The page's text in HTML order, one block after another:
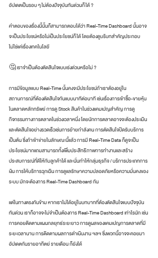
อัปเดตเป็นรอบ ๆ ไม่ต้องปัจจุบันทันด่วนก็ได้ ?
คำตอบของเรื่องนี้นั้นก็สามารถตอบได้ว่า Real-Time Dashboard นั้นอาจ
จะเป็นประโยชน์หรือไม่เป็นประโยชน์ก็ได้ โดยต้องดูบริบทสำคัญประกอบ
ไม่ใช่แค่เรื่องเทคโนโลยี
🤔 เราจำเป็นต้องตัดสินใจแบบเร่งด่วนหรือไม่ ?
การมีข้อมูลแบบ Real-Time นั้นคงจะมีประโยชน์ถ้าเราต้องอยู่ใน
สถานการณ์ที่ต้องตัดสินใจกันแบบนาทีต่อนาที เช่นเรื่องการเข้าซื้อ-ขายหุ้น
ในตลาดหลักทรัพย์ การดู Stock สินค้าในช่วงแคมเปญสำคัญ การดู
กิจกรรมทางการตลาดในช่วงเวลาหนึ่ง โดยนักการตลาดอาจจะต้องประเมิน
และตัดสินใจอย่างรวดเร็วเช่นการย้ายกำลังคน การตัดสินใจปิดรับบริการ
เป็นต้น ซึ่งถ้าเข้าข่ายในลักษณะนี้แล้ว การมี Real-Time Data ก็ดูจะเป็น
ประโยชน์มากแถมสามารถทั้งเพิ่มประสิทธิภาพการทำงานและสร้าง
ประสบการณ์ที่ดีให้กับลูกค้าได้ และนั่นทำให้กลุ่มธุรกิจ / บริการประเภทการ
เงิน การให้บริการฉุกเฉิน การดูแลรักษาความปลอดภัยหรือความมั่นคงของ
ระบบ มักจะต้องการ Real-Time Dashboard กัน
แต่ในทางตรงกันข้าม หากเราไม่ได้อยู่ในบทบาทที่ต้องตัดสินใจแบบปัจจุบัน
ทันด่วน เราก็อาจจะไม่จำเป็นต้องการ Real-Time Dashboard เท่าไรนัก เช่น
การคอยติดตามแผนกลยุทธ์ระยะยาว การดูผลของแคมเปญการตลาดที่มี
ระยะเวลานาน การติดตามผลการดำเนินงาน ฯลฯ ซึ่งพวกนี้อาจจะคอยมา
อัปเดตกันรายอาทิตย์ รายเดือน ก็ยังได้